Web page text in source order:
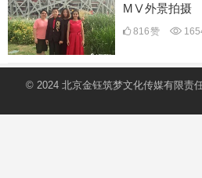
MⅤ外景拍摄
816赞
© 2024 北京金钰筑梦文化传媒有限责